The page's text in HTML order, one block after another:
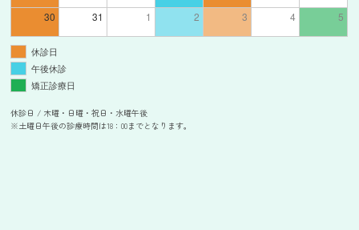
30 31 1 2 3 4 5
休診日
午後休診
矯正診療日
休診日 / 木曜・日曜・祝日・水曜午後
※土曜日午後の診療時間は18：00までとなります。